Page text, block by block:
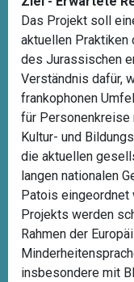
Das Projekt soll
aktuellen Praktiken
des Jurassischen
Verständnis dafür,
frankophonen
für Personenkreise
Kultur- und
die aktuellen
langen nationalen
Patois
Projekts werden
Rahmen der
insbesondere mit